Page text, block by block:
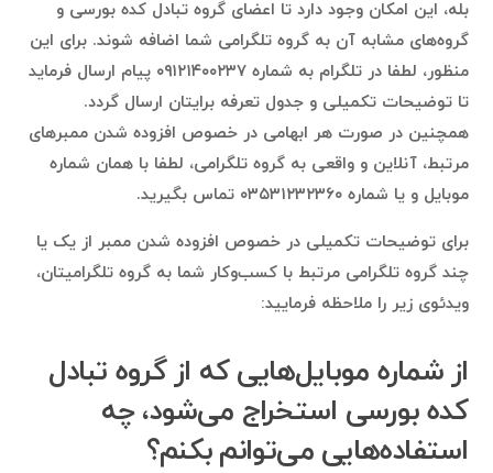
بله، این امکان وجود دارد تا اعضای گروه تبادل کده بورسی و
گروه‌های مشابه آن به گروه تلگرامی شما اضافه شوند. برای این
منظور، لطفا در تلگرام به شماره ۰۹۱۲۱۴۰۰۲۳۷ پیام ارسال فرماید
تا توضیحات تکمیلی و جدول تعرفه برایتان ارسال گردد.
همچنین در صورت هر ابهامی در خصوص افزوده شدن ممبرهای
مرتبط، آنلاین و واقعی به گروه تلگرامی، لطفا با همان شماره
موبایل و یا شماره ۰۳۵۳۱۲۳۲۳۶۰ تماس بگیرید.
برای توضیحات تکمیلی در خصوص افزوده شدن ممبر از یک یا
چند گروه تلگرامی مرتبط با کسب‌وکار شما به گروه تلگرامیتان،
ویدئوی زیر را ملاحظه فرمایید:
از شماره موبایل‌هایی که از گروه تبادل
کده بورسی استخراج می‌شود، چه
استفاده‌هایی می‌توانم بکنم؟